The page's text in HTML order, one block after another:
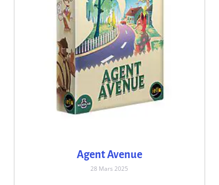
Agent Avenue
28 Mars 2025